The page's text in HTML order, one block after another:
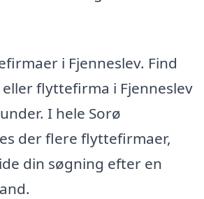
i Fjenneslev. Find
flyttefirma i Fjenneslev
I hele Sorø
der flere flyttefirmaer,
din søgning efter en